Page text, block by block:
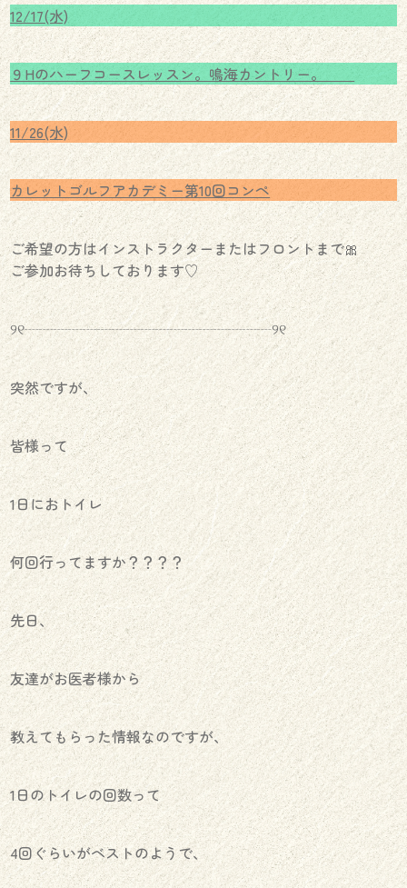
12/17(水)
９Hのハーフコースレッスン。鳴海カントリー。
11/26(水)
カレットゴルフアカデミー第10回コンペ
ご希望の方はインストラクターまたはフロントまで🎀
ご参加お待ちしております♡
୨୧┈┈┈┈┈┈┈┈┈┈┈┈┈┈┈┈┈୨୧
突然ですが、
皆様って
1日におトイレ
何回行ってますか？？？？
先日、
友達がお医者様から
教えてもらった情報なのですが、
1日のトイレの回数って
4回ぐらいがベストのようで、